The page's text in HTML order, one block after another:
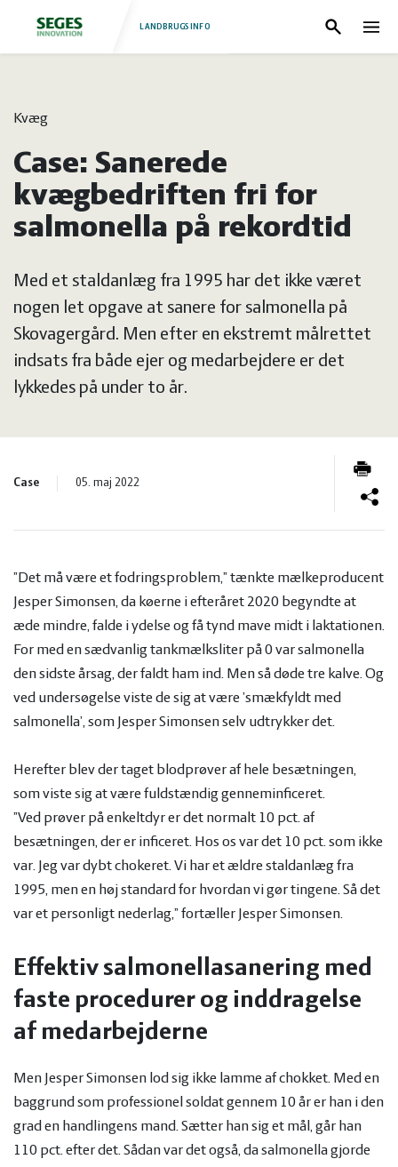
Fjerkræ
Grise
Jura
Kvæg
Økonomi
og
ledelse
Øvrige
dyr
Heste
Jura
Natur
Planter
LANDBRUGSINFO Søg
Kvæg
Case: Sanerede
kvægbedriften fri for
salmonella på rekordtid
Med et staldanlæg fra 1995 har det ikke været
nogen let opgave at sanere for salmonella på
Skovagergård. Men efter en ekstremt målrettet
indsats fra både ejer og medarbejdere er det
lykkedes på under to år.
Case 05. maj 2022
”Det må være et fodringsproblem,” tænkte mælkeproducent
Jesper Simonsen, da køerne i efteråret 2020 begyndte at
æde mindre, falde i ydelse og få tynd mave midt i laktationen.
For med en sædvanlig tankmælksliter på 0 var salmonella
den sidste årsag, der faldt ham ind. Men så døde tre kalve. Og
ved undersøgelse viste de sig at være ’smækfyldt med
salmonella’, som Jesper Simonsen selv udtrykker det.
Herefter blev der taget blodprøver af hele besætningen,
som viste sig at være fuldstændig genneminficeret.
”Ved prøver på enkeltdyr er det normalt 10 pct. af
besætningen, der er inficeret. Hos os var det 10 pct. som ikke
var. Jeg var dybt chokeret. Vi har et ældre staldanlæg fra
1995, men en høj standard for hvordan vi gør tingene. Så det
var et personligt nederlag,” fortæller Jesper Simonsen.
Effektiv salmonellasanering med
faste procedurer og inddragelse
af medarbejderne
Men Jesper Simonsen lod sig ikke lamme af chokket. Med en
baggrund som professionel soldat gennem 10 år er han i den
grad en handlingens mand. Sætter han sig et mål, går han
110 pct. efter det. Sådan var det også, da salmonella gjorde